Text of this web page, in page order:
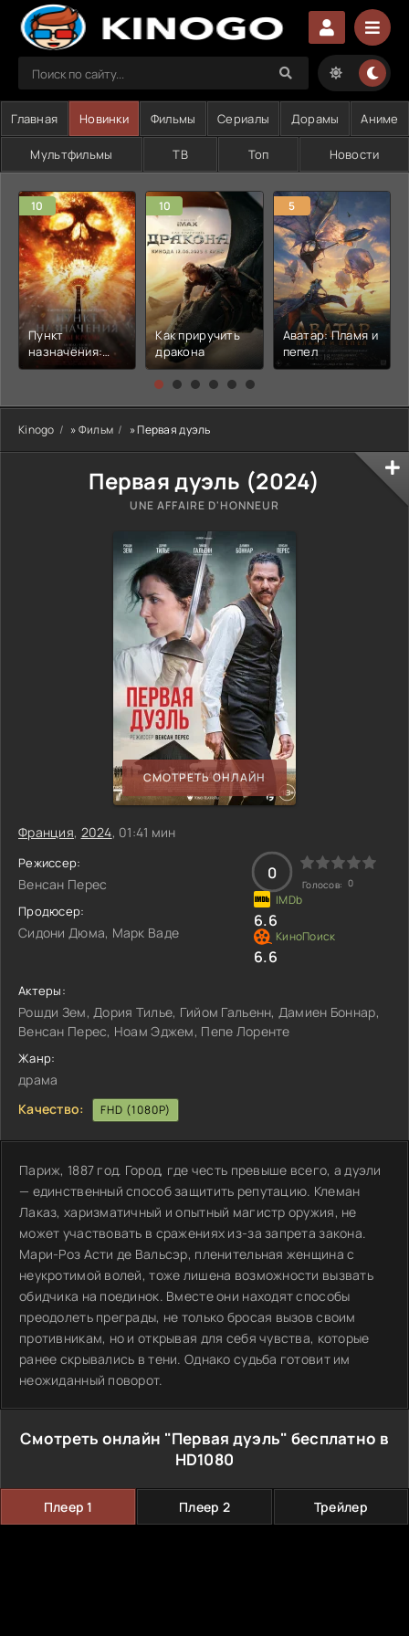
Главная Новинки Фильмы Сериалы Дорамы Аниме
Мультфильмы ТВ Топ Новости
10
Пункт
назначения:
Узы крови
10
Как приручить
дракона
5
Аватар: Пламя и
пепел
Kinogo »Фильм » Первая дуэль
Первая дуэль (2024)
UNE AFFAIRE D'HONNEUR
СМОТРЕТЬ ОНЛАЙН
Франция, 2024, 01:41 мин
Режиссер:
Венсан Перес
Продюсер:
Сидони Дюма, Марк Ваде
0
Голосов: 0
6.6
6.6
Актеры:
Рошди Зем, Дория Тилье, Гийом Гальенн, Дамиен Боннар,
Венсан Перес, Ноам Эджем, Пепе Лоренте
Жанр:
драма
Качество:
FHD (1080P)
Париж, 1887 год. Город, где честь превыше всего, а дуэли
— единственный способ защитить репутацию. Клеман
Лаказ, харизматичный и опытный магистр оружия, не
может участвовать в сражениях из-за запрета закона.
Мари-Роз Асти де Вальсэр, пленительная женщина с
неукротимой волей, тоже лишена возможности вызвать
обидчика на поединок. Вместе они находят способы
преодолеть преграды, не только бросая вызов своим
противникам, но и открывая для себя чувства, которые
ранее скрывались в тени. Однако судьба готовит им
неожиданный поворот.
Смотреть онлайн "Первая дуэль" бесплатно в
HD1080
Плеер 1 Плеер 2 Трейлер